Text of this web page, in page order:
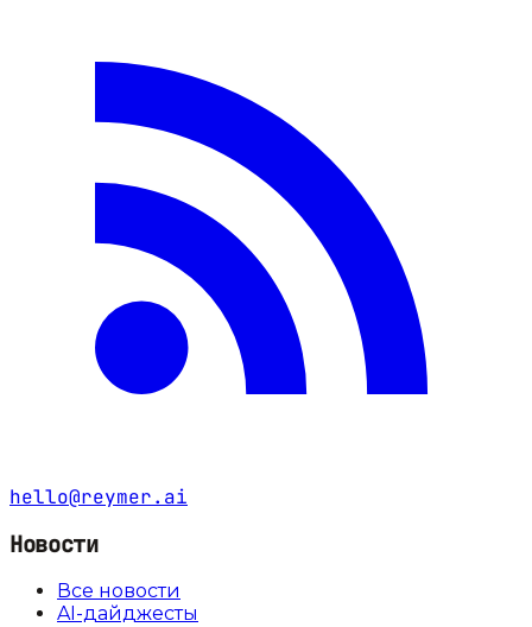
hello@reymer.ai
Новости
Все новости
AI-дайджесты